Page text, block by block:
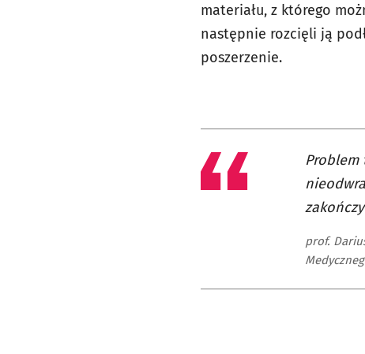
materiału, z którego
następnie rozcięli ją
poszerzenie.
Problem
prof.